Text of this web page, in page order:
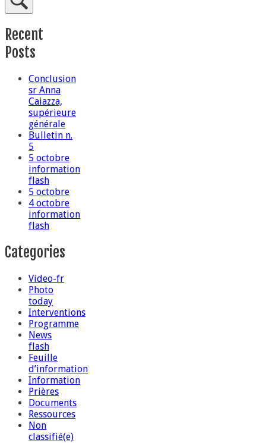
Recent
Posts
Conclusion
sr Anna
Caiazza,
supérieure
générale
Bulletin n.
5
5 octobre
information
flash
5 octobre
4 octobre
information
flash
Categories
Video-fr
Photo
today
Interventions
Programme
News
flash
Feuille
d’information
Information
Prières
Documents
Ressources
Non
classifié(e)